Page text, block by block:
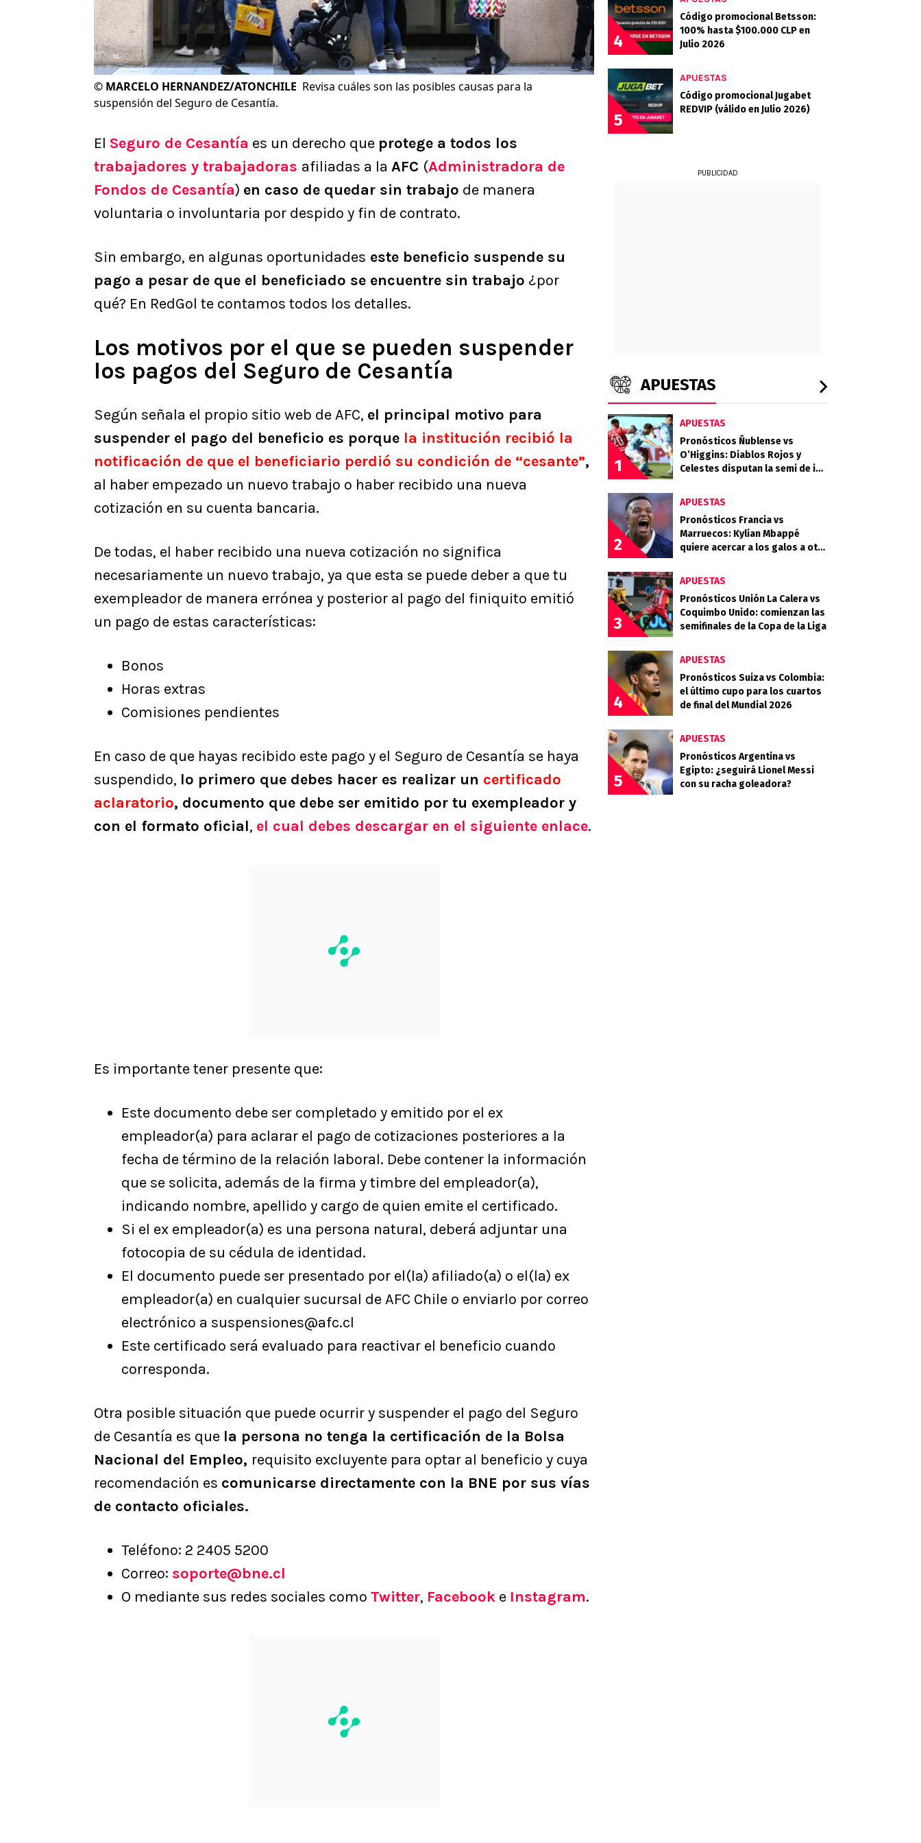
© MARCELO HERNANDEZ/ATONCHILE Revisa cuáles son las posibles causas para la
suspensión del Seguro de Cesantía.
El Seguro de Cesantía es un derecho que protege a todos los
trabajadores y trabajadoras afiliadas a la AFC (Administradora de
Fondos de Cesantía) en caso de quedar sin trabajo de manera
voluntaria o involuntaria por despido y fin de contrato.
Sin embargo, en algunas oportunidades este beneficio suspende su
pago a pesar de que el beneficiado se encuentre sin trabajo ¿por
qué? En RedGol te contamos todos los detalles.
Los motivos por el que se pueden suspender
los pagos del Seguro de Cesantía
Según señala el propio sitio web de AFC, el principal motivo para
suspender el pago del beneficio es porque la institución recibió la
notificación de que el beneficiario perdió su condición de “cesante”,
al haber empezado un nuevo trabajo o haber recibido una nueva
cotización en su cuenta bancaria.
De todas, el haber recibido una nueva cotización no significa
necesariamente un nuevo trabajo, ya que esta se puede deber a que tu
exempleador de manera errónea y posterior al pago del finiquito emitió
un pago de estas características:
Bonos
Horas extras
Comisiones pendientes
En caso de que hayas recibido este pago y el Seguro de Cesantía se haya
suspendido, lo primero que debes hacer es realizar un certificado
aclaratorio, documento que debe ser emitido por tu exempleador y
con el formato oficial, el cual debes descargar en el siguiente enlace.
Es importante tener presente que:
Este documento debe ser completado y emitido por el ex
empleador(a) para aclarar el pago de cotizaciones posteriores a la
fecha de término de la relación laboral. Debe contener la información
que se solicita, además de la firma y timbre del empleador(a),
indicando nombre, apellido y cargo de quien emite el certificado.
Si el ex empleador(a) es una persona natural, deberá adjuntar una
fotocopia de su cédula de identidad.
El documento puede ser presentado por el(la) afiliado(a) o el(la) ex
empleador(a) en cualquier sucursal de AFC Chile o enviarlo por correo
electrónico a suspensiones@afc.cl
Este certificado será evaluado para reactivar el beneficio cuando
corresponda.
Otra posible situación que puede ocurrir y suspender el pago del Seguro
de Cesantía es que la persona no tenga la certificación de la Bolsa
Nacional del Empleo, requisito excluyente para optar al beneficio y cuya
recomendación es comunicarse directamente con la BNE por sus vías
de contacto oficiales.
Teléfono: 2 2405 5200
Correo: soporte@bne.cl
O mediante sus redes sociales como Twitter, Facebook e Instagram.
4
Código promocional Betsson:
100% hasta $100.000 CLP en
Julio 2026
5
APUESTAS
Código promocional Jugabet
REDVIP (válido en Julio 2026)
PUBLICIDAD
APUESTAS
1
APUESTAS
Pronósticos Ñublense vs
O’Higgins: Diablos Rojos y
Celestes disputan la semi de ida
2
APUESTAS
Pronósticos Francia vs
Marruecos: Kylian Mbappé
quiere acercar a los galos a otra
3
APUESTAS
Pronósticos Unión La Calera vs
Coquimbo Unido: comienzan las
semifinales de la Copa de la Liga
4
APUESTAS
Pronósticos Suiza vs Colombia:
el último cupo para los cuartos
de final del Mundial 2026
5
APUESTAS
Pronósticos Argentina vs
Egipto: ¿seguirá Lionel Messi
con su racha goleadora?